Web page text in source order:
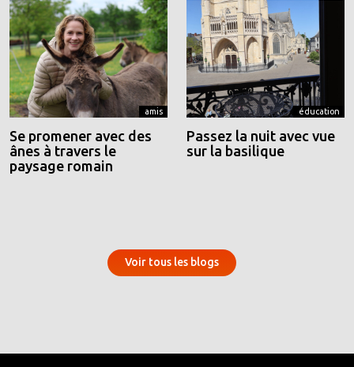
amis
Se promener avec des
ânes à travers le
paysage romain
éducation
Passez la nuit avec vue
sur la basilique
Voir tous les blogs